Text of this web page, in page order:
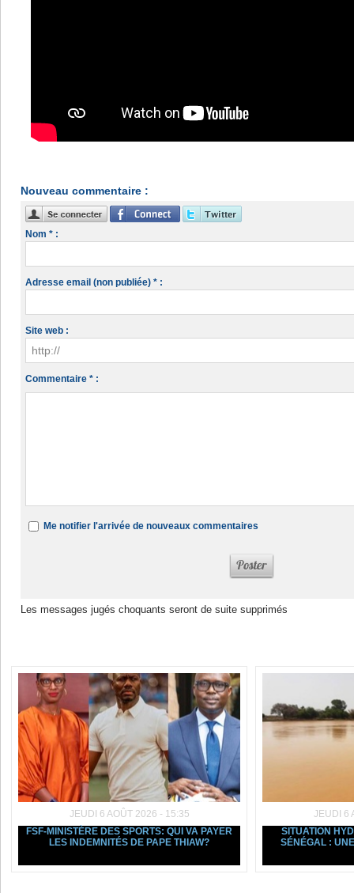
Nouveau commentaire :
Nom * :
Adresse email (non publiée) * :
Site web :
Commentaire * :
Me notifier l'arrivée de nouveaux commentaires
Les messages jugés choquants seront de suite supprimés
JEUDI 6 AOÛT 2026 - 15:35
FSF-MINISTÈRE DES SPORTS: QUI VA PAYER
LES INDEMNITÉS DE PAPE THIAW?
JEUDI 6
SITUATION
SÉNÉGAL :